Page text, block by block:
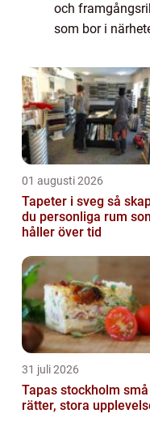
och
som bor i
01 augusti 2026
Tapeter i sveg så skapar
du personliga rum
håller över tid
31 juli 2026
Tapas stockholm små
rätter, stora